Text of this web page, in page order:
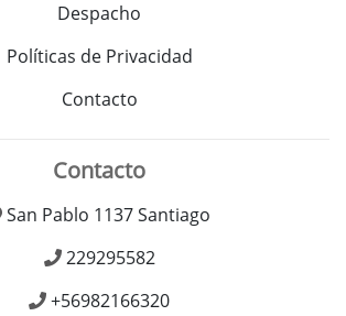
Despacho
Políticas de Privacidad
Contacto
Contacto
San Pablo 1137 Santiago
229295582
+56982166320